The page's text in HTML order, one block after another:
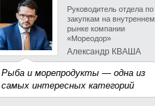
Руководитель отдела по
закупкам на внутреннем
рынке компании
«Мореодор»
Александр КВАША
Рыба и морепродукты — одна из
самых интересных категорий